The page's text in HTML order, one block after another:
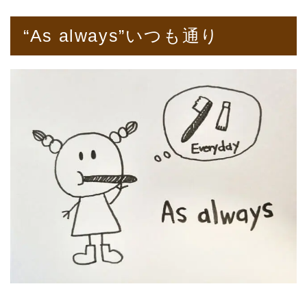
“As always”いつも通り